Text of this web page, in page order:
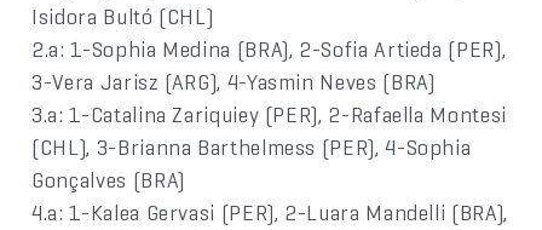
Isidora Bultó (CHL)
2.a: 1-Sophia Medina (BRA), 2-Sofia Artieda (PER),
3-Vera Jarisz (ARG), 4-Yasmin Neves (BRA)
3.a: 1-Catalina Zariquiey (PER), 2-Rafaella Montesi
(CHL), 3-Brianna Barthelmess (PER), 4-Sophia
Gonçalves (BRA)
4.a: 1-Kalea Gervasi (PER), 2-Luara Mandelli (BRA),